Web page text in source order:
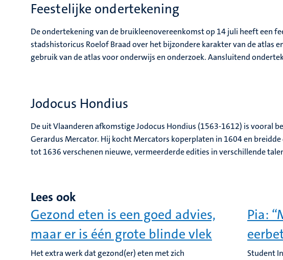
Feestelijke ondertekening
De ondertekening van de bruikleenovereenkomst op 14 juli heeft een
stadshistoricus Roelof Braad over het bijzondere karakter van de atlas
gebruik van de atlas voor onderwijs en onderzoek. Aansluitend
Jodocus Hondius
De uit Vlaanderen afkomstige Jodocus Hondius (1563-1612) is vooral
Gerardus Mercator. Hij kocht Mercators koperplaten in 1604 en
tot 1636 verschenen nieuwe, vermeerderde edities in verschillende
Lees ook
Gezond eten is een goed advies,
maar er is één grote blinde vlek
Het extra werk dat gezond(er) eten met zich
Pia:
Student